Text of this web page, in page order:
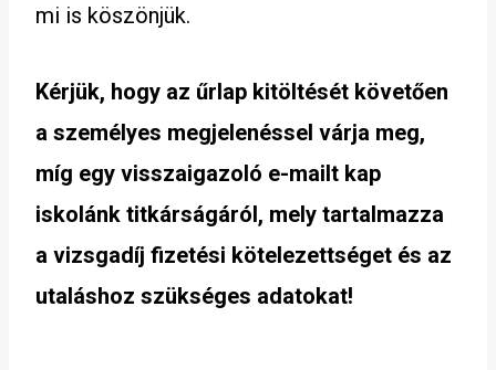
mi is köszönjük.
Kérjük, hogy az űrlap kitöltését követően
a személyes megjelenéssel várja meg,
míg egy visszaigazoló e-mailt kap
iskolánk titkárságáról, mely tartalmazza
a vizsgadíj fizetési kötelezettséget és az
utaláshoz szükséges adatokat!